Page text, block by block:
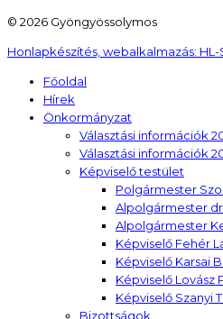
© 2026 Gyöngyössolymos
Honlapkészítés, webalkalmazás: HL-
Főoldal
Hírek
Önkormányzat
Választási információk
Választási információk
Képviselő testület
Polgármester
Alpolgármester
Alpolgármester
Képviselő Fehér
Képviselő Karsai
Képviselő Lovász
Képviselő Szanyi
Bizottságok